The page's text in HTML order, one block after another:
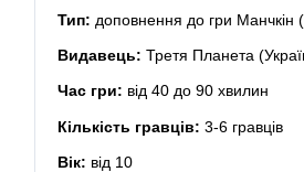
Тип: доповнення до гри Манчкін
Видавець: Третя Планета
Час гри: від 40 до 90 хвилин
Кількість гравців: 3-6 гравців
Вік: від 10